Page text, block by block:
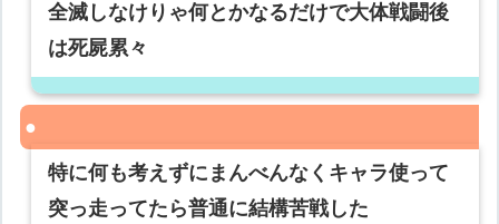
全滅しなけりゃ何とかなるだけで大体戦闘後
は死屍累々
特に何も考えずにまんべんなくキャラ使って
突っ走ってたら普通に結構苦戦した